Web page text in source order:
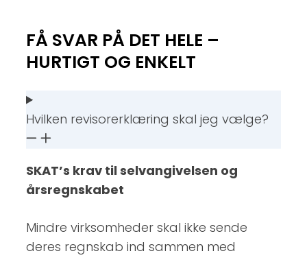
FÅ SVAR PÅ DET HELE –
HURTIGT OG ENKELT
Hvilken revisorerklæring skal jeg vælge?
SKAT’s krav til selvangivelsen og
årsregnskabet
Mindre virksomheder skal ikke sende
deres regnskab ind sammen med